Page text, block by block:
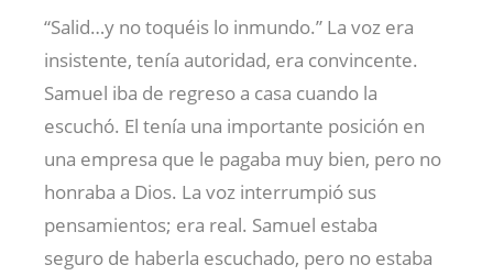
“Salid…y no toquéis lo inmundo.” La voz era
insistente, tenía autoridad, era convincente.
Samuel iba de regreso a casa cuando la
escuchó. El tenía una importante posición en
una empresa que le pagaba muy bien, pero no
honraba a Dios. La voz interrumpió sus
pensamientos; era real. Samuel estaba
seguro de haberla escuchado, pero no estaba